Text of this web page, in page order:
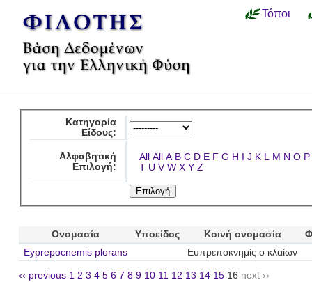
Τόποι
Κατηγορία
Είδους:
Αλφαβητική
Επιλογή:
All All A B C D E F G H I J K L M N O P
T U V W X Y Z
Ονομασία Υποείδος Κοινή ονομασία
Eyprepocnemis plorans
Ευπρεποκνημίς ο κλαίων
‹‹ previous 1 2 3 4 5 6 7 8 9 10 11 12 13 14 15 16 next ››